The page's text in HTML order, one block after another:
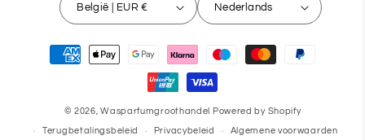
België | EUR € Nederlands
Betaalmethoden
© 2026,Wasparfumgroothandel Powered by Shopify
Terugbetalingsbeleid Privacybeleid Algemene voorwaarden